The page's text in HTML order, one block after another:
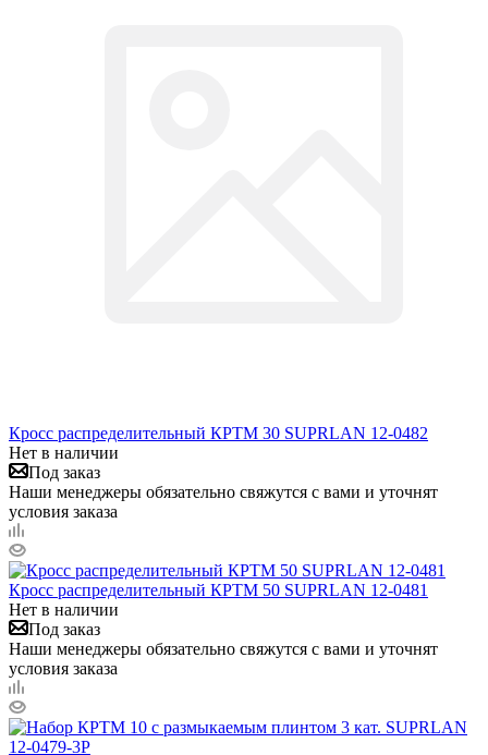
Кросс распределительный КРТМ 30 SUPRLAN 12-0482
Нет в наличии
Под заказ
Наши менеджеры обязательно свяжутся с вами и уточнят
условия заказа
Кросс распределительный КРТМ 50 SUPRLAN 12-0481
Нет в наличии
Под заказ
Наши менеджеры обязательно свяжутся с вами и уточнят
условия заказа